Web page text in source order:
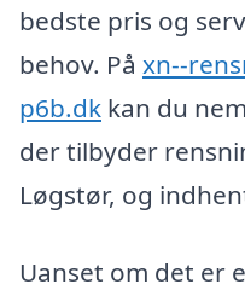
bedste pris og
behov. På xn--
p6b.dk kan du
der tilbyder
Løgstør, og
Uanset om det er